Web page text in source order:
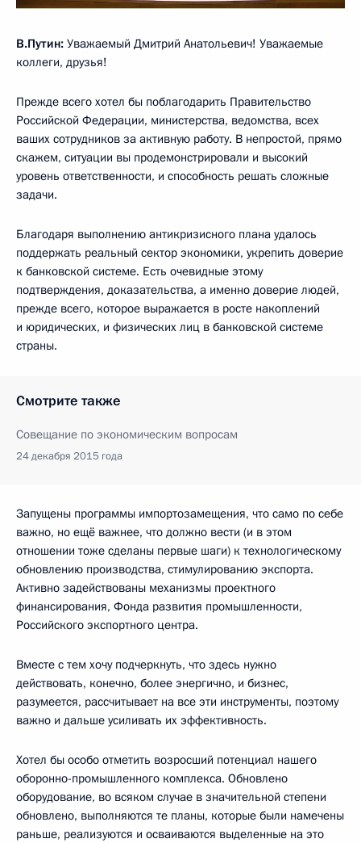
В.Путин: Уважаемый Дмитрий Анатольевич! Уважаемые
коллеги, друзья!
Прежде всего хотел бы поблагодарить Правительство
Российской Федерации, министерства, ведомства, всех
ваших сотрудников за активную работу. В непростой, прямо
скажем, ситуации вы продемонстрировали и высокий
уровень ответственности, и способность решать сложные
задачи.
Благодаря выполнению антикризисного плана удалось
поддержать реальный сектор экономики, укрепить доверие
к банковской системе. Есть очевидные этому
подтверждения, доказательства, а именно доверие людей,
прежде всего, которое выражается в росте накоплений
и юридических, и физических лиц в банковской системе
страны.
Смотрите также
Совещание по экономическим вопросам
24 декабря 2015 года
Запущены программы импортозамещения, что само по себе
важно, но ещё важнее, что должно вести (и в этом
отношении тоже сделаны первые шаги) к технологическому
обновлению производства, стимулированию экспорта.
Активно задействованы механизмы проектного
финансирования, Фонда развития промышленности,
Российского экспортного центра.
Вместе с тем хочу подчеркнуть, что здесь нужно
действовать, конечно, более энергично, и бизнес,
разумеется, рассчитывает на все эти инструменты, поэтому
важно и дальше усиливать их эффективность.
Хотел бы особо отметить возросший потенциал нашего
оборонно-промышленного комплекса. Обновлено
оборудование, во всяком случае в значительной степени
обновлено, выполняются те планы, которые были намечены
раньше, реализуются и осваиваются выделенные на это